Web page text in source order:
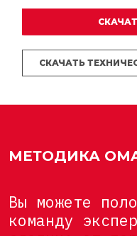
СКАЧАТЬ
МЕТОДИКА
Вы можете
команду